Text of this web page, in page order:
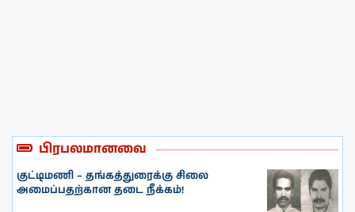
பிரபலமானவை
குட்டிமணி – தங்கத்துரைக்கு சிலை
அமைப்பதற்கான தடை நீக்கம்!